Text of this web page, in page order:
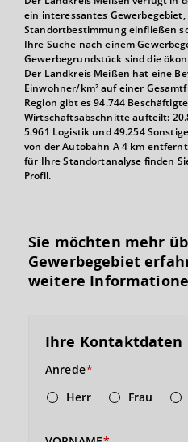
ein interessantes
Standortbestimmung einfließen
Ihre Suche nach einem
Gewerbegrundstück sind die
Der Landkreis Meißen hat eine
Einwohner/km² auf einer
Region gibt es 94.744
Wirtschaftsabschnitte aufteilt:
5.961 Logistik und 49.254
von der Autobahn A 4 km
für Ihre Standortanalyse finden
Profil.
Sie möchten mehr
Gewerbegebiet
weitere
Ihre Kontaktdaten
Anrede
Herr
Frau